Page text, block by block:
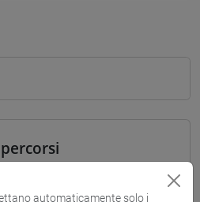
- Laurea
automaticamente solo i